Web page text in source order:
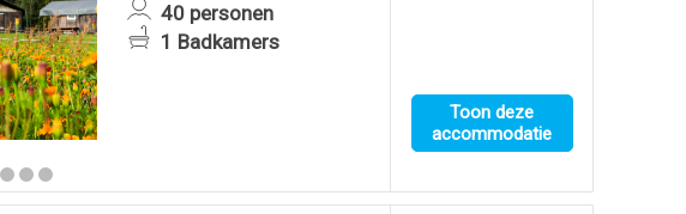
40 personen
1 Badkamers
Toon deze
accommodatie